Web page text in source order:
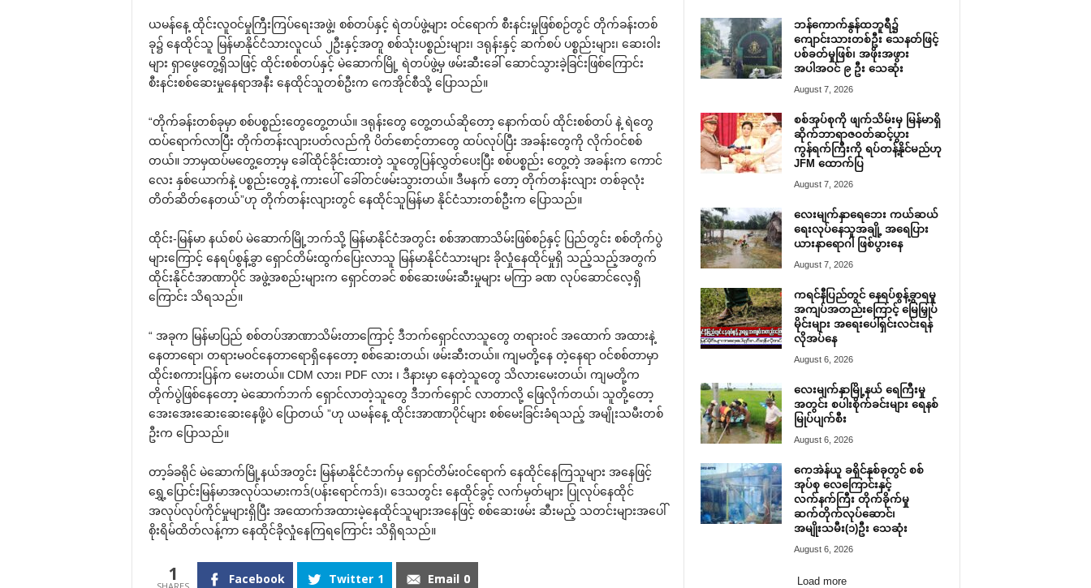
ယမန်နေ့ ထိုင်းလူဝင်မှုကြီးကြပ်ရေးအဖွဲ့၊ စစ်တပ်နှင့် ရဲတပ်ဖွဲ့များ ဝင်ရောက် စီးနင်းမှုဖြစ်စဉ်တွင် တိုက်ခန်းတစ်
ခု၌ နေထိုင်သူ မြန်မာနိုင်ငံသားလူငယ် ၂ဦးနှင့်အတူ စစ်သုံးပစ္စည်းများ၊ ဒရုန်းနှင့် ဆက်စပ် ပစ္စည်းများ၊ ဆေးဝါး
များ ရှာဖွေတွေ့ရှိသဖြင့် ထိုင်းစစ်တပ်နှင့် မဲဆောက်မြို့ ရဲတပ်ဖွဲ့မှ ဖမ်းဆီးခေါ် ဆောင်သွားခဲ့ခြင်းဖြစ်ကြောင်း
စီးနင်းစစ်ဆေးမှုနေရာအနီး နေထိုင်သူတစ်ဦးက ကေအိုင်စီသို့ ပြောသည်။
“တိုက်ခန်းတစ်ခုမှာ စစ်ပစ္စည်းတွေတွေ့တယ်။ ဒရုန်းတွေ တွေ့တယ်ဆိုတော့ နောက်ထပ် ထိုင်းစစ်တပ် နဲ့ ရဲတွေ
ထပ်ရောက်လာပြီး တိုက်တန်းလျားပတ်လည်ကို ပိတ်စောင့်တာတွေ ထပ်လုပ်ပြီး အခန်းတွေကို လိုက်၀င်စစ်
တယ်။ ဘာမှထပ်မတွေ့တော့မှ ခေါ်ထိုင်ခိုင်းထားတဲ့ သူတွေပြန်လွှတ်ပေးပြီး စစ်ပစ္စည်း တွေ့တဲ့ အခန်းက ကောင်
လေး နှစ်ယောက်နဲ့ ပစ္စည်းတွေနဲ့ ကားပေါ် ခေါ်တင်ဖမ်းသွားတယ်။ ဒီမနက် တော့ တိုက်တန်းလျား တစ်ခုလုံး
တိတ်ဆိတ်နေတယ်”ဟု တိုက်တန်းလျားတွင် နေထိုင်သူမြန်မာ နိုင်ငံသားတစ်ဦးက ပြောသည်။
ထိုင်း-မြန်မာ နယ်စပ် မဲဆောက်မြို့ဘက်သို့ မြန်မာနိုင်ငံအတွင်း စစ်အာဏာသိမ်းဖြစ်စဉ်နှင့် ပြည်တွင်း စစ်တိုက်ပွဲ
များကြောင့် နေရပ်စွန့်ခွာ ရှောင်တိမ်းထွက်ပြေးလာသူ မြန်မာနိုင်ငံသားများ ခိုလှုံနေထိုင်မှုရှိ သည့်သည့်အတွက်
ထိုင်းနိုင်ငံအာဏာပိုင် အဖွဲ့အစည်းများက ရှောင်တခင် စစ်ဆေးဖမ်းဆီးမှုများ မကြာ ခဏ လုပ်ဆောင်လေ့ရှိ
ကြောင်း သိရသည်။
“ အခုက မြန်မာပြည် စစ်တပ်အာဏာသိမ်းတာကြောင့် ဒီဘက်ရှောင်လာသူတွေ တရား၀င် အထောက် အထားနဲ့
နေတာရော၊ တရားမ၀င်နေတာရောရှိနေတော့ စစ်ဆေးတယ်၊ ဖမ်းဆီးတယ်။ ကျမတို့နေ တဲ့နေရာ ၀င်စစ်တာမှာ
ထိုင်းစကားပြန်က မေးတယ်။ CDM လား၊ PDF လား ၊ ဒီနားမှာ နေတဲ့သူတွေ သိလားမေးတယ်၊ ကျမတို့က
တိုက်ပွဲဖြစ်နေတော့ မဲဆောက်ဘက် ရှောင်လာတဲ့သူတွေ ဒီဘက်ရှောင် လာတာလို့ ဖြေလိုက်တယ်၊ သူတို့တော့
အေးအေးဆေးဆေးနေဖို့ပဲ ပြောတယ် ”ဟု ယမန်နေ့ ထိုင်းအာဏာပိုင်များ စစ်မေးခြင်းခံရသည့် အမျိုးသမီးတစ်
ဦးက ပြောသည်။
တာ့ခ်ခရိုင် မဲဆောက်မြို့နယ်အတွင်း မြန်မာနိုင်ငံဘက်မှ ရှောင်တိမ်း၀င်ရောက် နေထိုင်နေကြသူများ အနေဖြင့်
ရွှေ့ပြောင်းမြန်မာအလုပ်သမားကဒ်(ပန်းရောင်ကဒ်)၊ ဒေသတွင်း နေထိုင်ခွင့် လက်မှတ်များ ပြုလုပ်နေထိုင်
အလုပ်လုပ်ကိုင်မှုများရှိပြီး အထောက်အထားမဲ့နေထိုင်သူများအနေဖြင့် စစ်ဆေးဖမ်း ဆီးမည့် သတင်းများအပေါ်
စိုးရိမ်ထိတ်လန့်ကာ နေထိုင်ခိုလှုံနေကြရကြောင်း သိရှိရသည်။
1 Facebook Twitter 1 Email 0
ဘန်ကောက်နွန်ထဘူရီ၌
ကျောင်းသားတစ်ဦး သေနတ်ဖြင့်
ပစ်ခတ်မှုဖြစ်၊ အဖိုးအဖွား
အပါအဝင် ၉ ဦး သေဆုံး
August 7, 2026
စစ်အုပ်စုကို ဖျက်သိမ်းမှ မြန်မာရှိ
ဆိုက်ဘာရာဇဝတ်ဆင့်ပွား
ကွန်ရက်ကြီးကို ရပ်တန့်နိုင်မည်ဟု
JFM ထောက်ပြ
August 7, 2026
လေးမျက်နှာရေဘေး ကယ်ဆယ်
ရေးလုပ်နေသူအချို့ အရေပြား
ယားနာရောဂါ ဖြစ်ပွားနေ
August 7, 2026
ကရင်နီပြည်တွင် နေရပ်စွန့်ခွာရမှု
အကျပ်အတည်းကြောင့် မြေမြှုပ်
မိုင်းများ အရေးပေါ်ရှင်းလင်းရန်
လိုအပ်နေ
August 6, 2026
လေးမျက်နှာမြို့နယ် ရေကြီးမှု
အတွင်း စပါးစိုက်ခင်းများ ရေနစ်
မြုပ်ပျက်စီး
August 6, 2026
ကေအဲန်ယူ ခရိုင်နှစ်ခုတွင် စစ်
အုပ်စု လေကြောင်းနှင့်
လက်နက်ကြီး တိုက်ခိုက်မှု
ဆက်တိုက်လုပ်ဆောင်၊
အမျိုးသမီး(၁)ဦး သေဆုံး
August 6, 2026
Load more